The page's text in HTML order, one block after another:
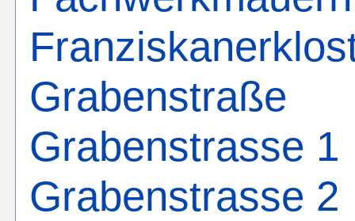
Grabenstraße
Grabenstrasse 1
Grabenstrasse 2